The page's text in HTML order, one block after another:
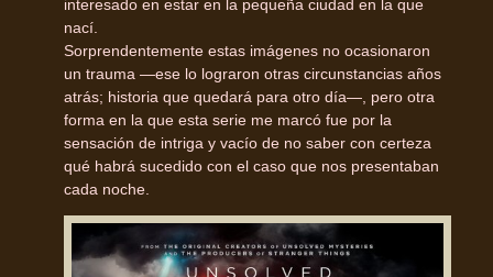
interesado en estar en la pequeña ciudad en la que
nací.
Sorprendentemente estas imágenes no ocasionaron
un trauma —ese lo lograron otras circunstancias años
atrás; historia que quedará para otro día—, pero otra
forma en la que esta serie me marcó fue por la
sensación de intriga y vacío de no saber con certeza
qué habrá sucedido con el caso que nos presentaban
cada noche.